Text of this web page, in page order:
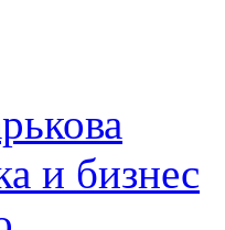
и бизнес